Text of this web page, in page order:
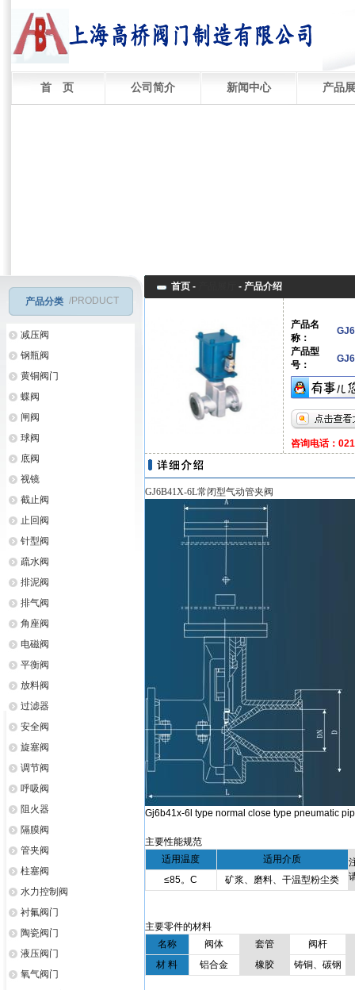
首 页 公司简介 新闻中心 产品
产品分类 /PRODUCT
减压阀
钢瓶阀
黄铜阀门
蝶阀
闸阀
球阀
底阀
视镜
截止阀
止回阀
针型阀
疏水阀
排泥阀
排气阀
角座阀
电磁阀
平衡阀
放料阀
过滤器
安全阀
旋塞阀
调节阀
呼吸阀
阻火器
隔膜阀
管夹阀
柱塞阀
水力控制阀
衬氟阀门
陶瓷阀门
液压阀门
氧气阀门
首页 - - 产品介绍
产品名
称：
产品型
号：
咨询电话：
GJ6B41X-6L常闭型气动管夹阀
Gj6b41x-6l type normal close type pneumatic
主要性能规范
适用温度
适用介质
≤85。C 矿浆、磨料、干温型粉尘类
主要零件的材料
名称
阀体 套管
阀杆
材 料
铝合金 橡胶 铸铜、碳钢